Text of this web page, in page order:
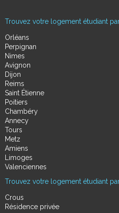
Trouvez votre logement étudiant
Orléans
Perpignan
Nimes
Avignon
Dijon
Reims
Saint Étienne
Poitiers
Chambéry
Annecy
Tours
Metz
Amiens
Limoges
Valenciennes
Trouvez votre logement étudiant
Crous
Résidence privée